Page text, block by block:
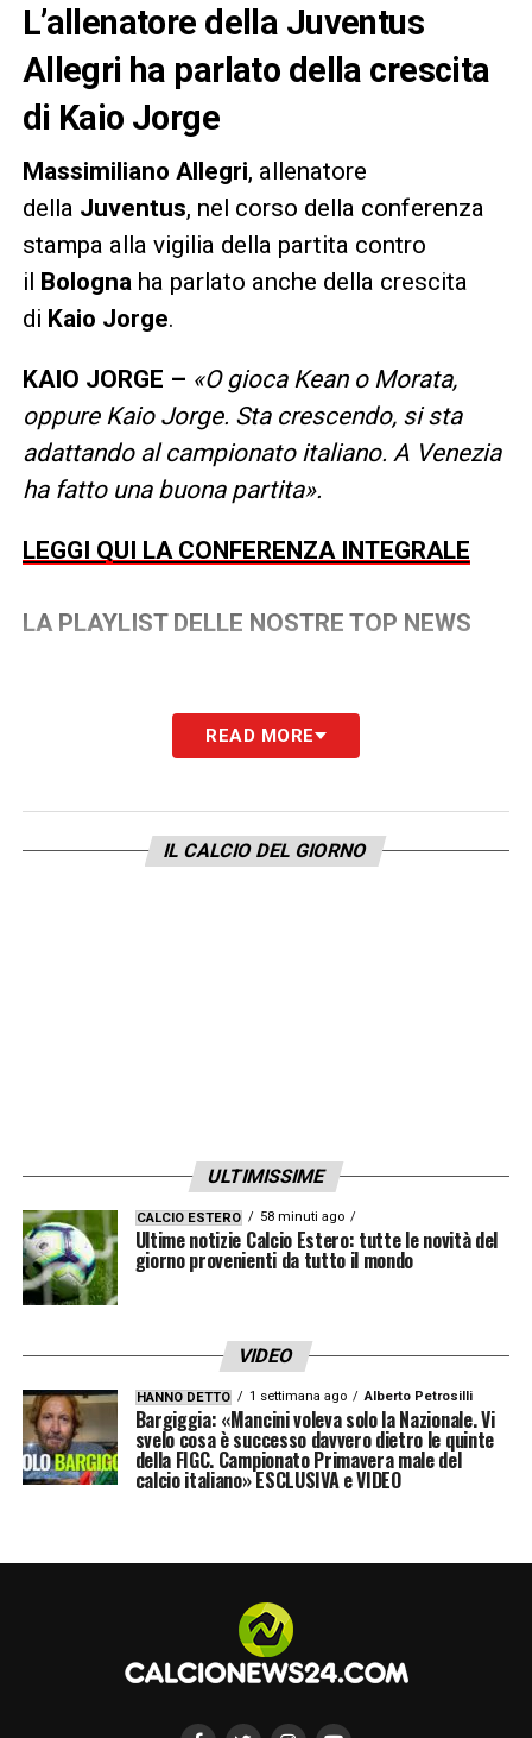
L’allenatore della Juventus
Allegri ha parlato della crescita
di Kaio Jorge
Massimiliano Allegri, allenatore
della Juventus, nel corso della conferenza
stampa alla vigilia della partita contro
il Bologna ha parlato anche della crescita
di Kaio Jorge.
KAIO JORGE – «O gioca Kean o Morata,
oppure Kaio Jorge. Sta crescendo, si sta
adattando al campionato italiano. A Venezia
ha fatto una buona partita».
LEGGI QUI LA CONFERENZA INTEGRALE
LA PLAYLIST DELLE NOSTRE TOP NEWS
READ MORE
IL CALCIO DEL GIORNO
ULTIMISSIME
CALCIO ESTERO 58 minuti ago
Ultime notizie Calcio Estero: tutte le novità del
giorno provenienti da tutto il mondo
VIDEO
HANNO DETTO 1 settimana ago Alberto Petrosilli
Bargiggia: «Mancini voleva solo la Nazionale. Vi
svelo cosa è successo davvero dietro le quinte
della FIGC. Campionato Primavera male del
calcio italiano» ESCLUSIVA e VIDEO